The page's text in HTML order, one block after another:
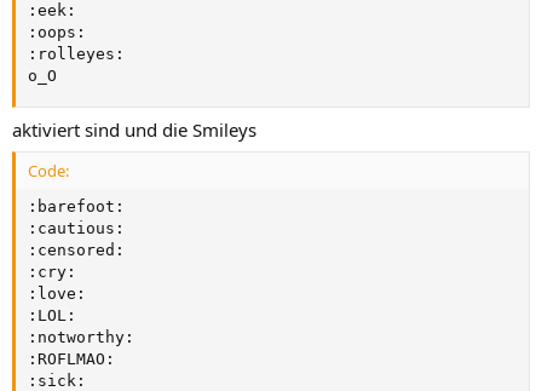
:eek:
:oops:
:rolleyes:
o_O
aktiviert sind und die Smileys
Code:
:barefoot:
:cautious:
:censored:
:cry:
:love:
:LOL:
:notworthy:
:ROFLMAO:
:sick: